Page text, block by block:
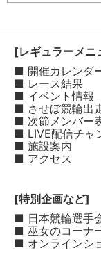
[レギュラーメニ
■ 開催カレンダ
■ レース結果
■ イベント情報
■ させぼ競輪出
■ 次節メンバー
■ LIVE配信チャ
■ 施設案内
■ アクセス
[特別企画など]
■ 日本競輪選手
■ 巫女のコーナ
■ オンラインシ